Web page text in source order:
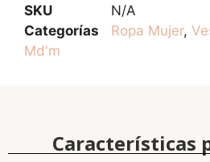
SKU
N/A
Categorías
Ropa Mujer,
Md'm
Características